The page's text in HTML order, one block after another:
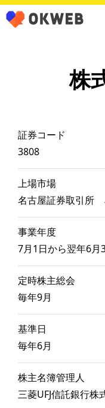
株
証券コード
3808
上場市場
名古屋証券取引所
事業年度
7月1日から翌年6月
定時株主総会
毎年9月
基準日
毎年6月
株主名簿管理人
三菱UFJ信託銀行株